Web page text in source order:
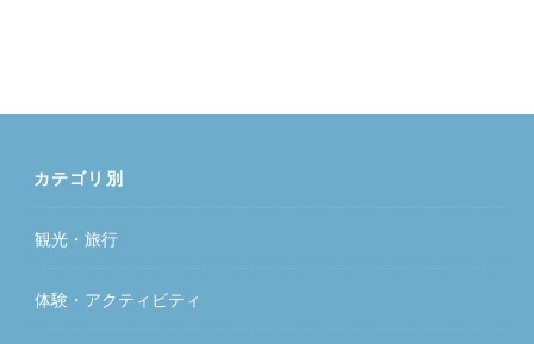
カテゴリ別
観光・旅行
体験・アクティビティ